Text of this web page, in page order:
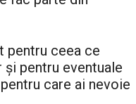
pentru ceea ce
pentru eventuale
care ai nevoie